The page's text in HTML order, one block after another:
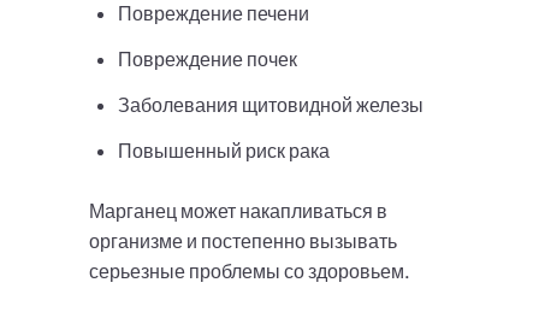
Повреждение печени
Повреждение почек
Заболевания щитовидной железы
Повышенный риск рака
Марганец может накапливаться в
организме и постепенно вызывать
серьезные проблемы со здоровьем.